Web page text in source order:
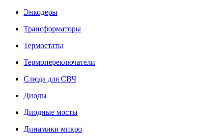
Энкодеры
Трансформаторы
Термостаты
Термопереключатели
Слюда для СВЧ
Диоды
Диодные мосты
Динамики микро